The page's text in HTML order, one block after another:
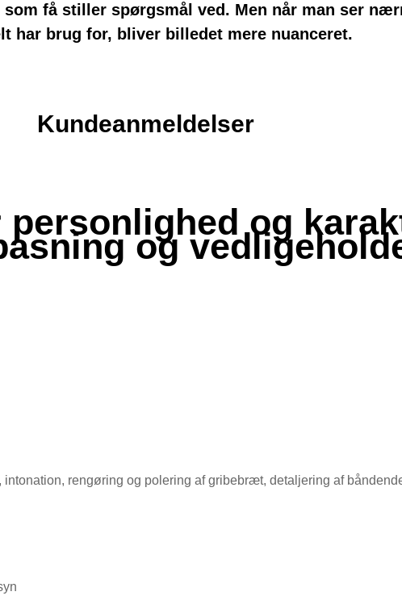
få stiller spørgsmål ved. Men når man ser
har brug for, bliver billedet mere nuanceret.
Kundeanmeldelser
og
og
rengøring og polering af gribebræt, detaljering af